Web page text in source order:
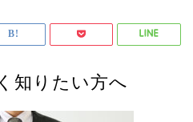
知りたい方へ